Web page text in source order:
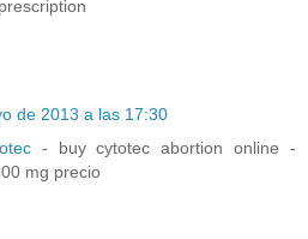
de 2013 a las 17:30
- buy cytotec abortion online -
mg precio